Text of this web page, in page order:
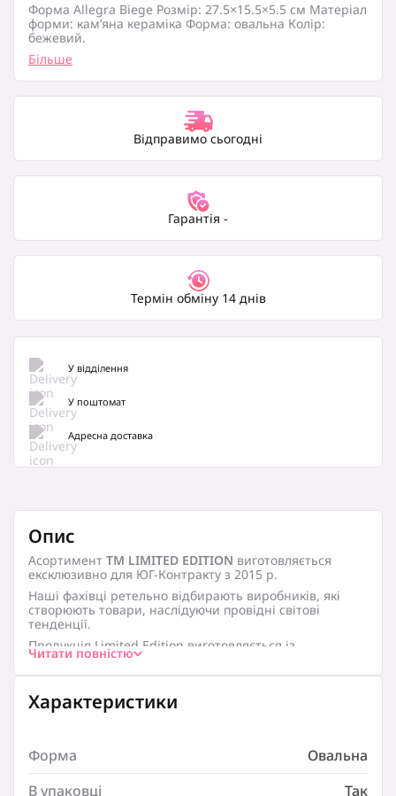
Форма Allegra Biege Розмір: 27.5×15.5×5.5 см Матеріал
форми: кам’яна кераміка Форма: овальна Колір:
бежевий.
Більше
Відправимо сьогодні
Гарантія -
Термін обміну 14 днів
У відділення
У поштомат
Адресна доставка
Опис
Асортимент ТМ LIMITED EDITION виготовляється
ексклюзивно для ЮГ-Контракту з 2015 р.
Наші фахівці ретельно відбирають виробників, які
створюють товари, наслідуючи провідні світові
тенденції.
Продукція Limited Edition виготовляється із
жаростійкої кам’яної кераміки, скла або порцеляни –
одного з цінних матеріалів для виготовлення
Головною відмінною рисою продукції є унікальні та
Посуд розроблений для постійного використання,
представляє різноманітні товари для приготування та
подачі на стіл, які здатні конкурувати на українському
Читати повністю
Характеристики
Форма
Овальна
В упаковці
Так